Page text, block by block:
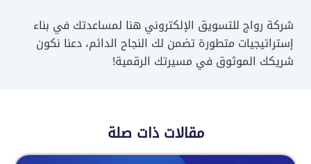
شركة رواج للتسويق الإلكتروني هنا لمساعدتك في بناء
إستراتيجيات متطورة تضمن لك النجاح الدائم، دعنا نكون
شريكك الموثوق في مسيرتك الرقمية!
مقالات ذات صلة